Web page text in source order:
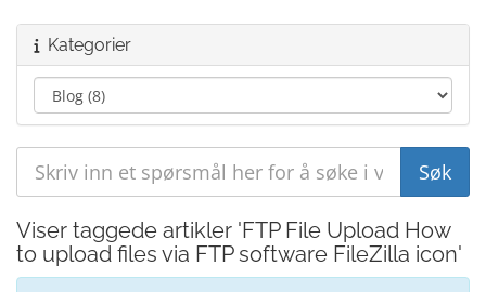
Kategorier
Viser taggede artikler 'FTP File Upload How
to upload files via FTP software FileZilla icon'